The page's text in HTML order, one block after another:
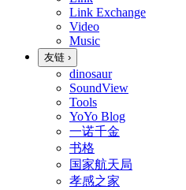
Link Exchange
Video
Music
友链 ›
dinosaur
SoundView
Tools
YoYo Blog
一诺千金
书格
国家航天局
孝感之家